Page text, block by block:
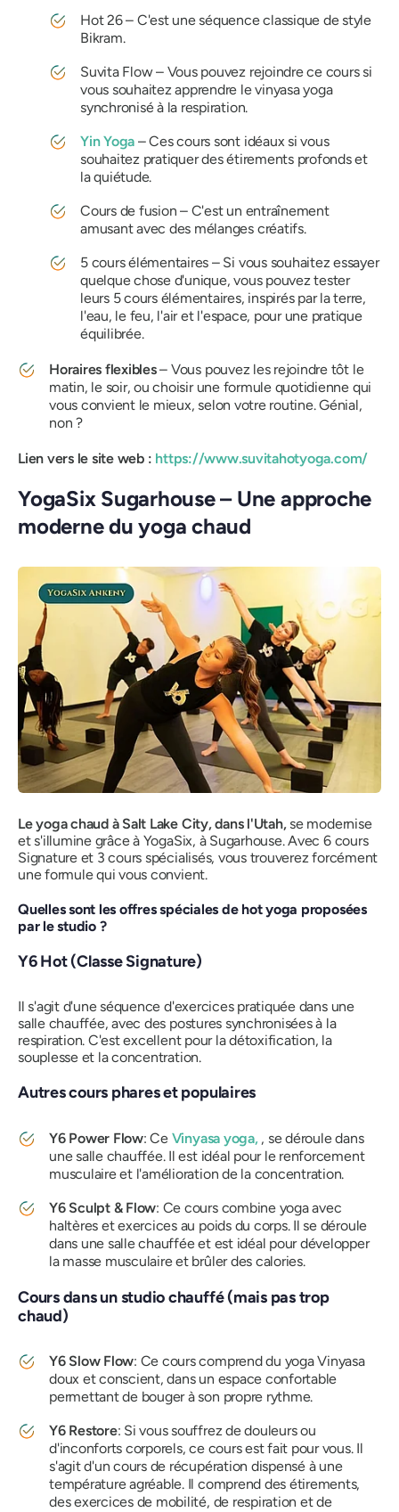
Hot 26 – C'est une séquence classique de style
Bikram.
Suvita Flow – Vous pouvez rejoindre ce cours si
vous souhaitez apprendre le vinyasa yoga
synchronisé à la respiration.
Yin Yoga – Ces cours sont idéaux si vous
souhaitez pratiquer des étirements profonds et
la quiétude.
Cours de fusion – C'est un entraînement
amusant avec des mélanges créatifs.
5 cours élémentaires – Si vous souhaitez essayer
quelque chose d'unique, vous pouvez tester
leurs 5 cours élémentaires, inspirés par la terre,
l'eau, le feu, l'air et l'espace, pour une pratique
équilibrée.
Horaires flexibles– Vous pouvez les rejoindre tôt le
matin, le soir, ou choisir une formule quotidienne qui
vous convient le mieux, selon votre routine. Génial,
non ?
Lien vers le site web : https://www.suvitahotyoga.com/
YogaSix Sugarhouse – Une approche
moderne du yoga chaud
Le yoga chaud à Salt Lake City, dans l'Utah, se modernise
et s'illumine grâce à YogaSix, à Sugarhouse. Avec 6 cours
Signature et 3 cours spécialisés, vous trouverez forcément
une formule qui vous convient.
Quelles sont les offres spéciales de hot yoga proposées
par le studio ?
Y6 Hot (Classe Signature)
Il s'agit d'une séquence d'exercices pratiquée dans une
salle chauffée, avec des postures synchronisées à la
respiration. C'est excellent pour la détoxification, la
souplesse et la concentration.
Autres cours phares et populaires
Y6 Power Flow: Ce Vinyasa yoga,, se déroule dans
une salle chauffée. Il est idéal pour le renforcement
musculaire et l'amélioration de la concentration.
Y6 Sculpt & Flow: Ce cours combine yoga avec
haltères et exercices au poids du corps. Il se déroule
dans une salle chauffée et est idéal pour développer
la masse musculaire et brûler des calories.
Cours dans un studio chauffé (mais pas trop
chaud)
Y6 Slow Flow: Ce cours comprend du yoga Vinyasa
doux et conscient, dans un espace confortable
permettant de bouger à son propre rythme.
Y6 Restore: Si vous souffrez de douleurs ou
d'inconforts corporels, ce cours est fait pour vous. Il
s'agit d'un cours de récupération dispensé à une
température agréable. Il comprend des étirements,
des exercices de mobilité, de respiration et de